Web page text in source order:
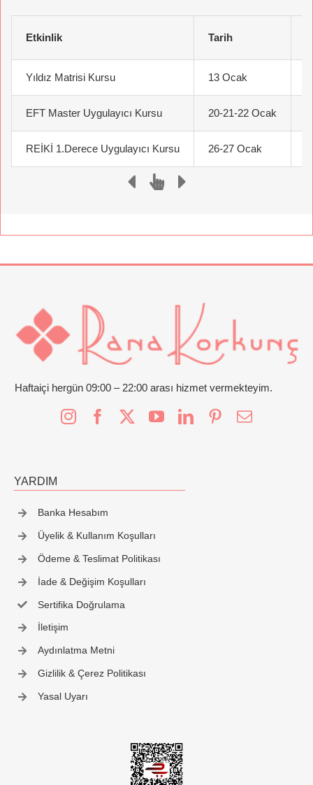
Etkinlik Tarih
Yıldız Matrisi Kursu 13 Ocak
EFT Master Uygulayıcı Kursu 20-21-22 Ocak
REİKİ 1.Derece Uygulayıcı Kursu 26-27 Ocak
Haftaiçi hergün 09:00 – 22:00 arası hizmet vermekteyim.
YARDIM
Banka Hesabım
Üyelik & Kullanım Koşulları
Ödeme & Teslimat Politikası
İade & Değişim Koşulları
Sertifika Doğrulama
İletişim
Aydınlatma Metni
Gizlilik & Çerez Politikası
Yasal Uyarı